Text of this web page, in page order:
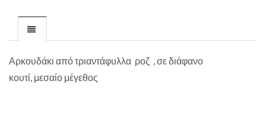
Αρκουδάκι από τριαντάφυλλα ροζ , σε διάφανο
κουτί, μεσαίο μέγεθος